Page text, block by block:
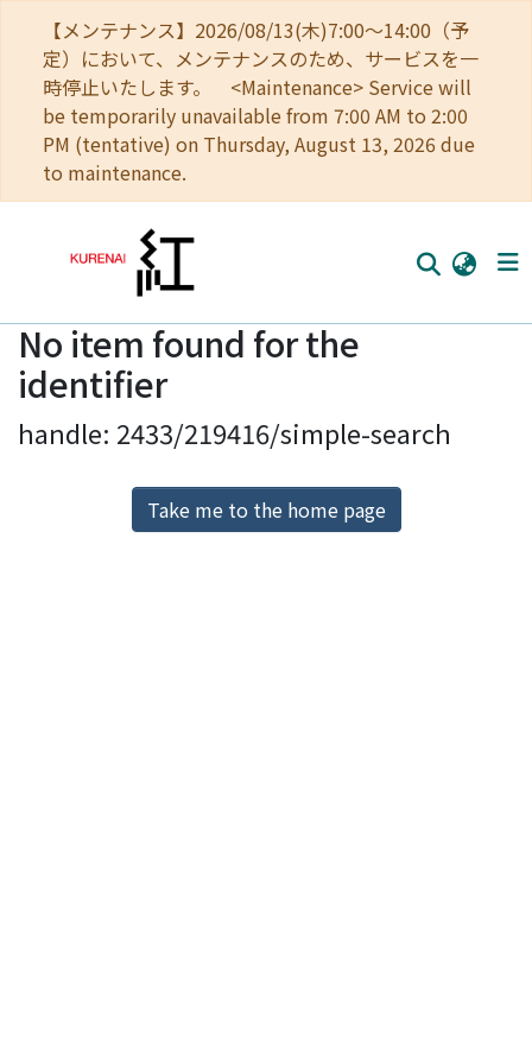
【メンテナンス】2026/08/13(木)7:00～14:00（予
定）において、メンテナンスのため、サービスを一
時停止いたします。 <Maintenance> Service will
be temporarily unavailable from 7:00 AM to 2:00
PM (tentative) on Thursday, August 13, 2026 due
to maintenance.
Home
Communities
Browse
Download Ranking
No item found for the
identifier
handle: 2433/219416/simple-search
Take me to the home page